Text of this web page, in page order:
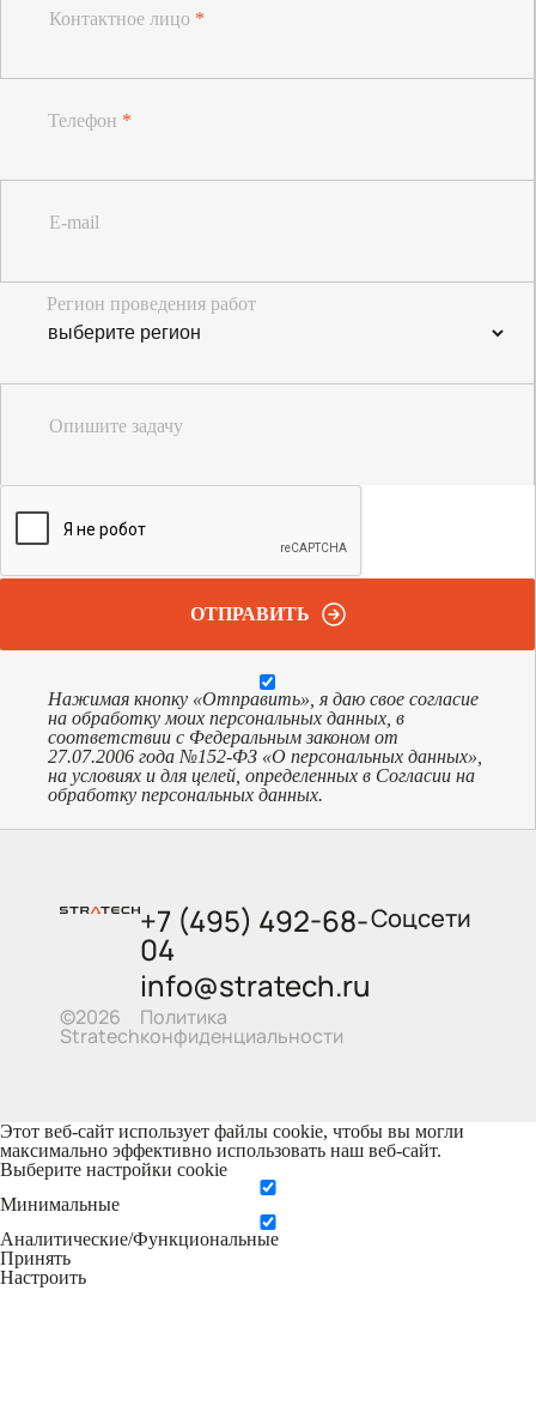
Контактное лицо *
Телефон *
E-mail
Регион проведения работ
Опишите задачу
ОТПРАВИТЬ
Нажимая кнопку «Отправить», я даю свое согласие
на обработку моих персональных данных, в
соответствии с Федеральным законом от
27.07.2006 года №152-ФЗ «О персональных данных»,
на условиях и для целей, определенных в Согласии на
обработку персональных данных.
©2026
Stratech
+7 (495) 492-68-
04
info@stratech.ru
Политика
конфиденциальности
Соцсети
Этот веб-сайт использует файлы cookie, чтобы вы могли
максимально эффективно использовать наш веб-сайт.
Выберите настройки cookie
Минимальные
Аналитические/Функциональные
Принять
Настроить